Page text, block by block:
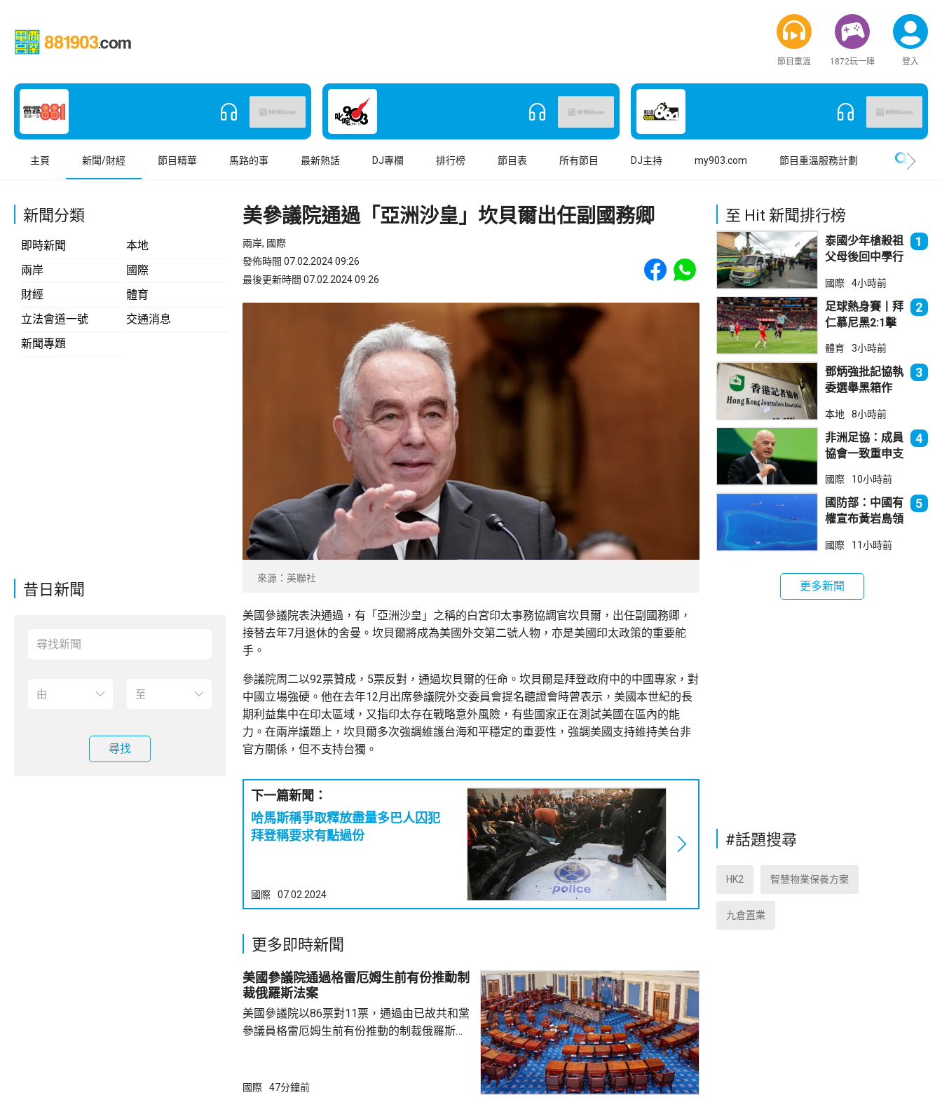
節目重溫 1872玩一陣 登入
主頁 新聞/財經 節目精華 馬路的事 最新熱話 DJ專欄 排行榜 節目表 所有節目 DJ主持 my903.com 節目重溫服務計劃
新聞分類
即時新聞
本地
兩岸
國際
財經
體育
立法會道一號
交通消息
新聞專題
昔日新聞
尋找
美參議院通過「亞洲沙皇」坎貝爾出任副國務卿
兩岸, 國際
發佈時間 07.02.2024 09:26
最後更新時間 07.02.2024 09:26
Share to Facebook
Share to WhatsApp
來源：美聯社
美國參議院表決通過，有「亞洲沙皇」之稱的白宮印太事務協調官坎貝爾，出任副國務卿，
接替去年7月退休的舍曼。坎貝爾將成為美國外交第二號人物，亦是美國印太政策的重要舵
手。
參議院周二以92票贊成，5票反對，通過坎貝爾的任命。坎貝爾是拜登政府中的中國專家，對
中國立場強硬。他在去年12月出席參議院外交委員會提名聽證會時曾表示，美國本世紀的長
期利益集中在印太區域，又指印太存在戰略意外風險，有些國家正在測試美國在區內的能
力。在兩岸議題上，坎貝爾多次強調維護台海和平穩定的重要性，強調美國支持維持美台非
官方關係，但不支持台獨。
下一篇新聞：
哈馬斯稱爭取釋放盡量多巴人囚犯
拜登稱要求有點過份
國際 07.02.2024
更多即時新聞
美國參議院通過格雷厄姆生前有份推動制
裁俄羅斯法案
美國參議院以86票對11票，通過由已故共和黨
參議員格雷厄姆生前有份推動的制裁俄羅斯法
斯石油及天然氣的5個國家，包括中國及印度
國際 47分鐘前
至 Hit 新聞排行榜
泰國少年槍殺祖
父母後回中學行
死23傷
1
國際 4小時前
足球熱身賽丨拜
仁慕尼黑2:1擊
2
體育 3小時前
鄧炳強批記協執
委選舉黑箱作
國安一定「釘死
你」
3
本地 8小時前
非洲足協：成員
協會一致重申支
4
國際 10小時前
國防部：中國有
權宣布黃岩島領
犯主權
5
國際 11小時前
更多新聞
#話題搜尋
HK2 智慧物業保養方案
九倉置業